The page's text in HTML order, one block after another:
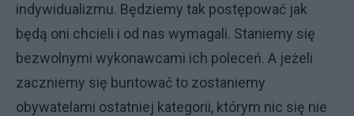
indywidualizmu. Będziemy tak postępować jak
będą oni chcieli i od nas wymagali. Staniemy się
bezwolnymi wykonawcami ich poleceń. A jeżeli
zaczniemy się buntować to zostaniemy
obywatelami ostatniej kategorii, którym nic się nie